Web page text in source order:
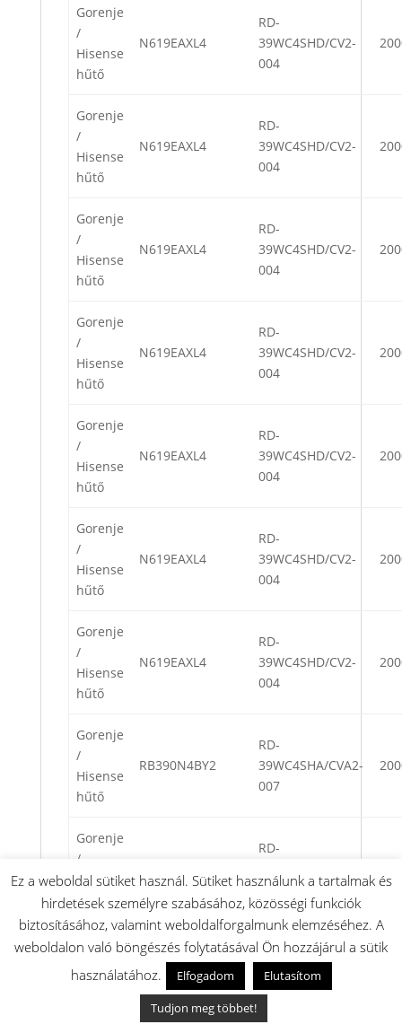
Gorenje
/
Hisense
hűtő
N619EAXL4
RD-
39WC4SHD/CV2-
004
Gorenje
/
Hisense
hűtő
N619EAXL4
RD-
39WC4SHD/CV2-
004
Gorenje
/
Hisense
hűtő
N619EAXL4
RD-
39WC4SHD/CV2-
004
Gorenje
/
Hisense
hűtő
N619EAXL4
RD-
39WC4SHD/CV2-
004
Gorenje
/
Hisense
hűtő
N619EAXL4
RD-
39WC4SHD/CV2-
004
Gorenje
/
Hisense
hűtő
N619EAXL4
RD-
39WC4SHD/CV2-
004
Gorenje
/
Hisense
hűtő
N619EAXL4
RD-
39WC4SHD/CV2-
004
Gorenje
/
Hisense
hűtő
RB390N4BY2
RD-
39WC4SHA/CVA2-
007
Gorenje
/
Hisense
hűtő
RD-
007
Gorenje
Hisense
RB390N4BY2
RD-
39WC4SHA/CVA2-
007
Ez a weboldal sütiket használ. Sütiket használunk a tartalmak és
hirdetések személyre szabásához, közösségi funkciók
biztosításához, valamint weboldalforgalmunk elemzéséhez. A
weboldalon való böngészés folytatásával Ön hozzájárul a sütik
használatához.
Elfogadom
Elutasítom
Tudjon meg többet!